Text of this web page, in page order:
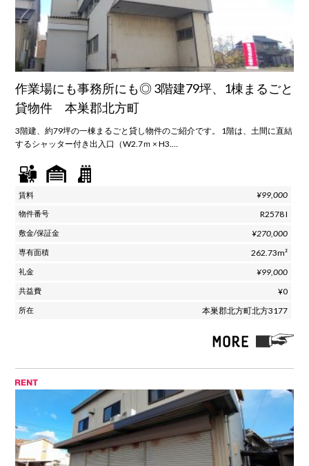
作業場にも事務所にも◎ 3階建79坪、1棟まるごと
貸物件 本巣郡北方町
3階建、約79坪の一棟まるごと貸し物件のご紹介です。 1階は、土間に直結
するシャッター付き出入口（W2.7ｍ × H3.…
¥99,000
R2578 I
¥270,000
262.73m²
¥99,000
¥0
本巣郡北方町北方3177